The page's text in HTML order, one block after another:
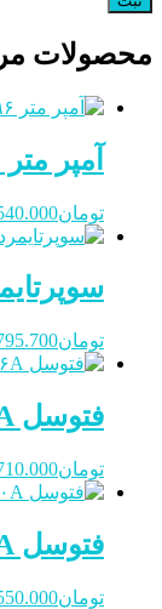
محصولات
آمپر متر ۹۶ شیوا امواج
تومان
تومان
فتوسل ۱۶A شیوا امواج
تومان
فتوسل ۱۰A شیوا امواج
تومان